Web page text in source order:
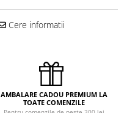
Cere informatii
AMBALARE CADOU PREMIUM LA
TOATE COMENZILE